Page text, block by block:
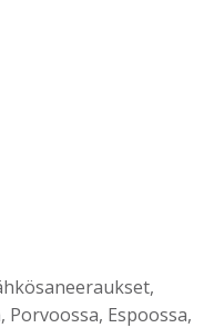
Porvoossa, Espoossa,